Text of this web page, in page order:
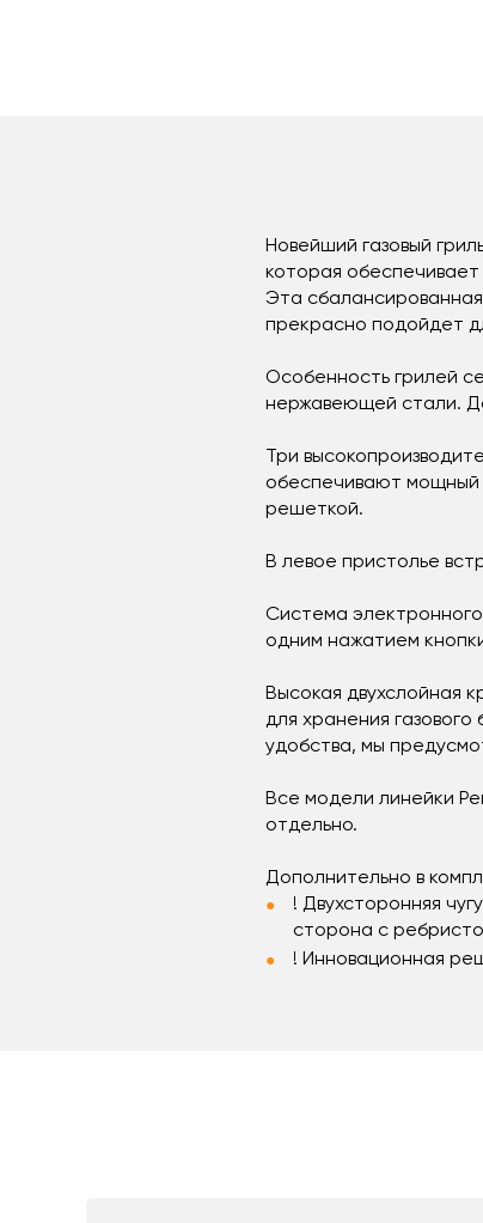
Новейший газовый
которая
Эта
прекрасно подойдет
Особенность грилей
нержавеющей стали.
Три
обеспечивают мощный
решеткой.
В левое пристолье
Система электронного
одним нажатием
Высокая двухслойная
для хранения
удобства, мы
Все модели линейки
отдельно.
Дополнительно в
! Двухсторонняя
сторона с
! Инновационная